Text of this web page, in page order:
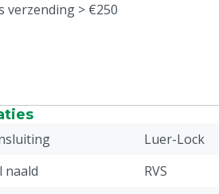
verzending > €250
Luer-Lock
naald
RVS